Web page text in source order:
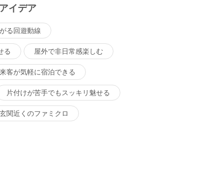
イデア
る回遊動線
る 屋外で非日常感楽しむ
来客が気軽に宿泊できる
片付けが苦手でもスッキリ魅せる
玄関近くのファミクロ